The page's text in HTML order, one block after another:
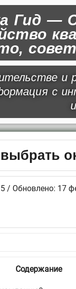
Гид —
и
с
/ Обновлено: 17
Содержание